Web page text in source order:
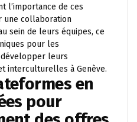
l’importance de ces
une collaboration
sein de leurs équipes, ce
pour les
leurs
interculturelles à Genève.
en
pour